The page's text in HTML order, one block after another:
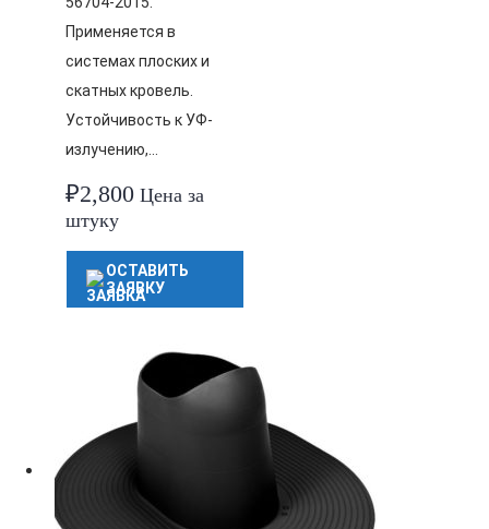
Применяется в
системах плоских и
скатных кровель.
Устойчивость к УФ-
излучению,…
₽2,800 Цена за
штуку
ОСТАВИТЬ
ЗАЯВКУ